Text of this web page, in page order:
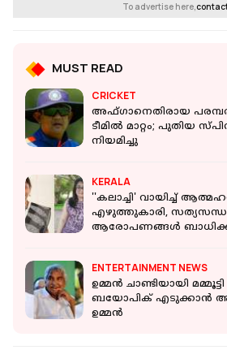
To advertise here,
MUST READ
CRICKET
അഫ്ഗാനെതിരായ
ടീമിൽ മാറ്റം; പുതിയ
നിയമിച്ചു
KERALA
''കലാച്ചി' വായിച്ച്
എഴുത്തുകാരി,
ആരോപണങ്ങൾ
ENTERTAINMENT NEWS
ഉമ്മൻ ചാണ്ടിയായി
ബയോപിക് എടുക്കാൻ
ഉമ്മൻ